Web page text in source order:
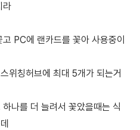
라
PC에 랜카드를 꽃아 사용중이
위칭허브에 최대 5개가 되는거
나를 더 늘려서 꽃았을때는 식